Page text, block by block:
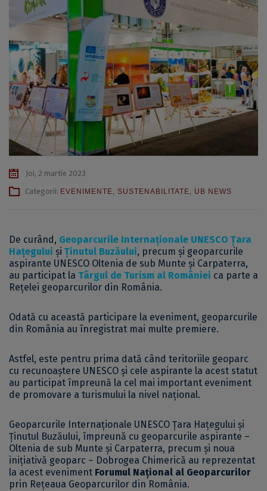
Joi, 2 martie 2023
Categorii: EVENIMENTE, SUSTENABILITATE, UB NEWS
De curând, Geoparcurile Internaționale UNESCO Țara
Hațegului și Ținutul Buzăului, precum și geoparcurile
aspirante UNESCO Oltenia de sub Munte și Carpaterra,
au participat la Târgul de Turism al României ca parte a
Rețelei geoparcurilor din România.
Odată cu această participare la eveniment, geoparcurile
din România au înregistrat mai multe premiere.
Astfel, este pentru prima dată când teritoriile geoparc
cu recunoaștere UNESCO și cele aspirante la acest statut
au participat împreună la cel mai important eveniment
de promovare a turismului la nivel național.
Geoparcurile Internaționale UNESCO Țara Hațegului și
Ținutul Buzăului, împreună cu geoparcurile aspirante –
Oltenia de sub Munte și Carpaterra, precum și noua
inițiativă geoparc – Dobrogea Chimerică au reprezentat
la acest eveniment Forumul Național al Geoparcurilor
prin Rețeaua Geoparcurilor din România.